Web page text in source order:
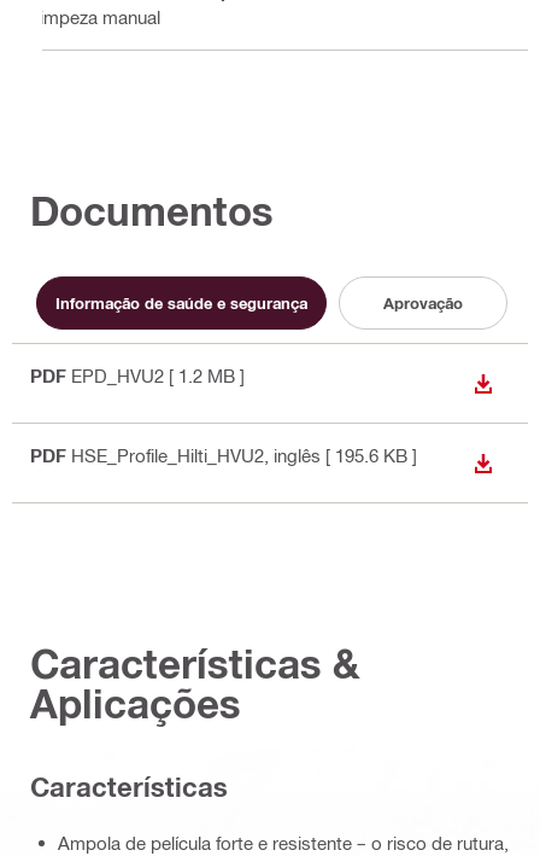
Limpeza manual
Documentos
Informação de saúde e segurança Aprovação
PDF EPD_HVU2 [ 1.2 MB ]
PDF HSE_Profile_Hilti_HVU2 , inglês [ 195.6 KB ]
Características &
Aplicações
Características
Ampola de película forte e resistente – o risco de rutura,